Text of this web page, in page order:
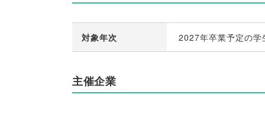
対象年次 2027年卒業予定の学
主催企業